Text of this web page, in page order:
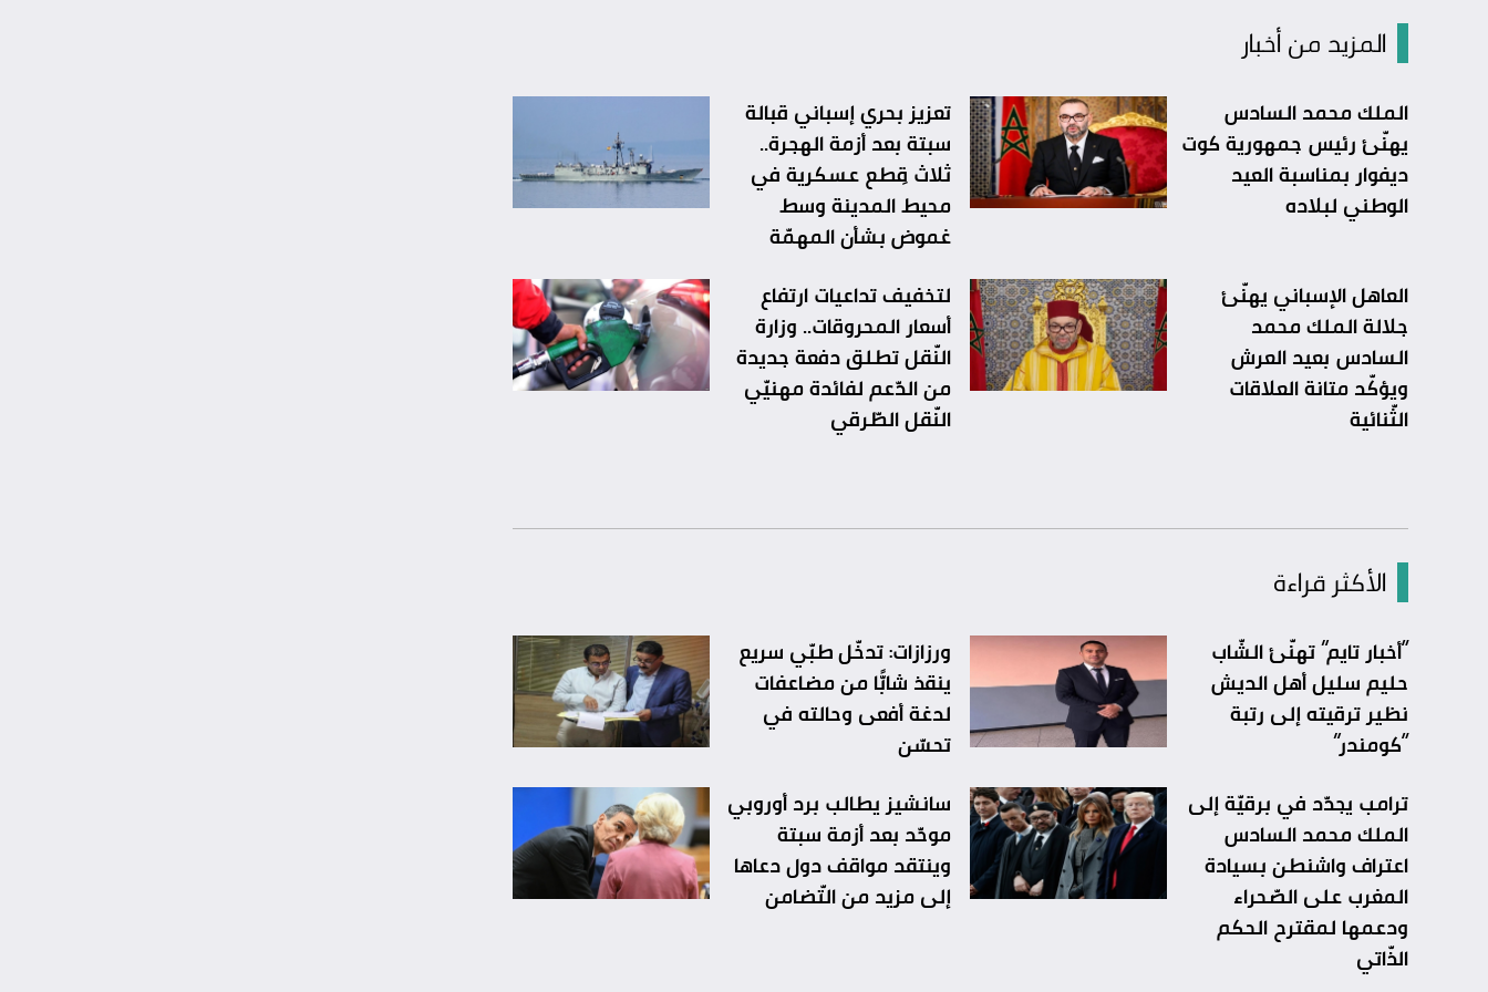
المزيد من أخبار
الملك محمد السادس
يهنّئ رئيس جمهورية كوت
ديفوار بمناسبة العيد
الوطني لبلاده
تعزيز بحري إسباني قبالة
سبتة بعد أزمة الهجرة..
ثلاث قِطع عسكرية في
محيط المدينة وسط
غموض بشأن المهمّة
العاهل الإسباني يهنّئ
جلالة الملك محمد
السادس بعيد العرش
ويؤكّد متانة العلاقات
الثّنائية
لتخفيف تداعيات ارتفاع
أسعار المحروقات.. وزارة
النّقل تطلق دفعة جديدة
من الدّعم لفائدة مهنيّي
النّقل الطّرقي
الأكثر قراءة
“أخبار تايم” تهنّئ الشّاب
حليم سليل أهل الديش
نظير ترقيته إلى رتبة
“كومندر”
ورزازات: تدخّل طبّي سريع
ينقذ شابًّا من مضاعفات
لدغة أفعى وحالته في
تحسّن
ترامب يجدّد في برقيّة إلى
الملك محمد السادس
اعتراف واشنطن بسيادة
المغرب على الصّحراء
ودعمها لمقترح الحكم
الذّاتي
سانشيز يطالب برد أوروبي
موحّد بعد أزمة سبتة
وينتقد مواقف دول دعاها
إلى مزيد من التّضامن